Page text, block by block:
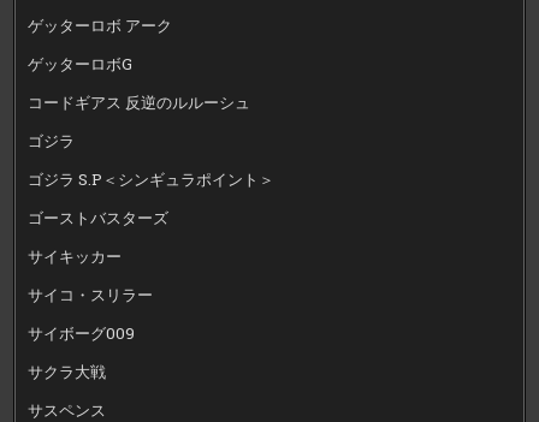
ゲッターロボ アーク
ゲッターロボG
コードギアス 反逆のルルーシュ
ゴジラ
ゴジラ S.P＜シンギュラポイント＞
ゴーストバスターズ
サイキッカー
サイコ・スリラー
サイボーグ009
サクラ大戦
サスペンス